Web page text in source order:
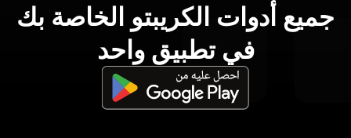
جميع أدوات الكريبتو الخاصة بك
في تطبيق واحد